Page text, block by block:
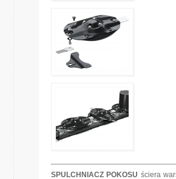
SPULCHNIACZ POKOSU ściera